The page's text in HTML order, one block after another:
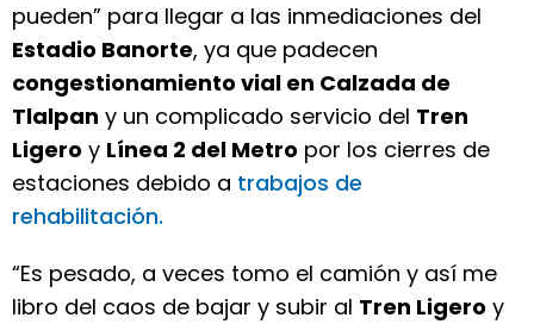
pueden” para llegar a las inmediaciones del
Estadio Banorte, ya que padecen
congestionamiento vial en Calzada de
Tlalpan y un complicado servicio del Tren
Ligero y Línea 2 del Metro por los cierres de
estaciones debido a trabajos de
rehabilitación.
“Es pesado, a veces tomo el camión y así me
libro del caos de bajar y subir al Tren Ligero y